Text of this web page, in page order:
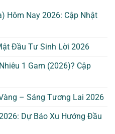
Hôm Nay 2026: Cập Nhật
Đầu Tư Sinh Lời 2026
1 Gam (2026)? Cập
– Sáng Tương Lai 2026
Dự Báo Xu Hướng Đầu